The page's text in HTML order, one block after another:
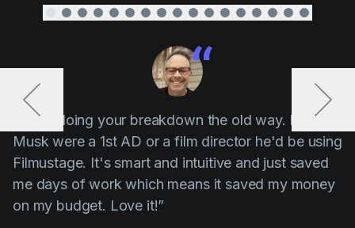
“ Stop doing your breakdown the old way. If Elon
Musk were a 1st AD or a film director he'd be using
Filmustage. It's smart and intuitive and just saved
me days of work which means it saved my money
on my budget. Love it!”